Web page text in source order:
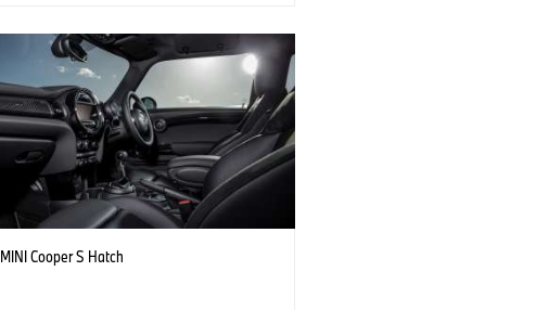
MINI Cooper S Hatch